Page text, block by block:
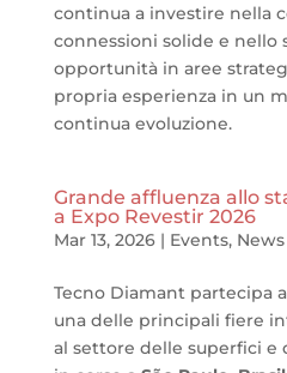
continua a investire nella
connessioni solide e nello
opportunità in aree
propria esperienza in un
continua evoluzione.
Grande affluenza allo
a Expo Revestir 2026
Mar 13, 2026| Events, News
Tecno Diamant partecipa a
una delle principali fiere
al settore delle superfici e